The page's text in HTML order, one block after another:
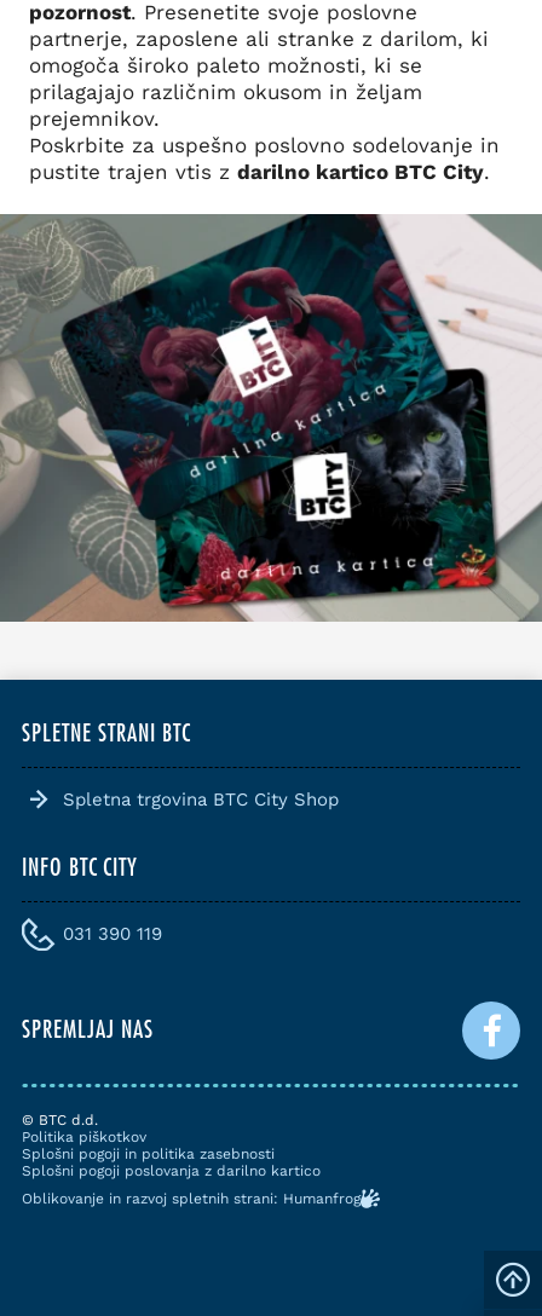
pozornost. Presenetite svoje poslovne
partnerje, zaposlene ali stranke z darilom, ki
omogoča široko paleto možnosti, ki se
prilagajajo različnim okusom in željam
prejemnikov.
Poskrbite za uspešno poslovno sodelovanje in
pustite trajen vtis z darilno kartico BTC City.
SPLETNE STRANI BTC
Spletna trgovina BTC City Shop
INFO BTC CITY
031 390 119
SPREMLJAJ NAS
© BTC d.d.
Politika piškotkov
Splošni pogoji in politika zasebnosti
Splošni pogoji poslovanja z darilno kartico
Oblikovanje in razvoj spletnih strani: Humanfrog